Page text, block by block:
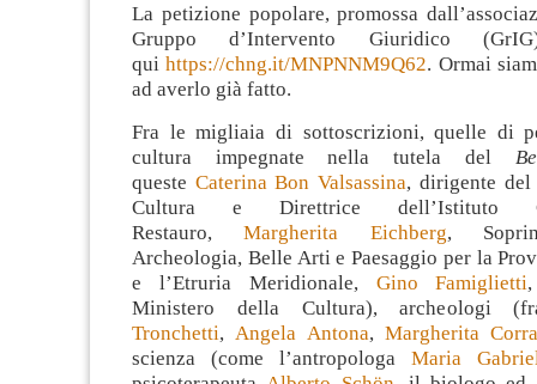
La petizione popolare, promossa
Gruppo d’Intervento Giuridico
quihttps://chng.it/MNPNNM9Q62. Ormai
ad averlo già fatto.
Fra le migliaia di sottoscrizioni, quelle di
cultura impegnate nella tutela del
queste Caterina Bon Valsassina, dirigente
Cultura e Direttrice dell’Istituto
Restauro,Margherita Eichberg,
Archeologia, Belle Arti e Paesaggio per la
e l’Etruria Meridionale, Gino Famiglietti
Ministero della Cultura), archeologi
Tronchetti,Angela Antona,Margherita
scienza (come l’antropologa Maria